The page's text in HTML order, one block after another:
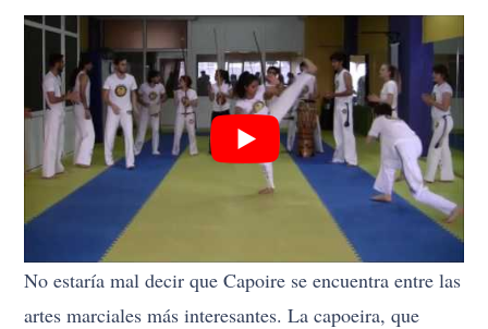
No estaría mal decir que Capoire se encuentra entre las
artes marciales más interesantes. La capoeira, que